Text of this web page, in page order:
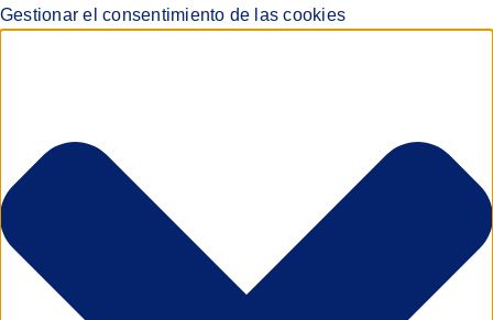
Gestionar el consentimiento de las cookies